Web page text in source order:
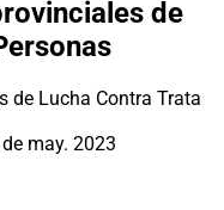
de
may. 2023